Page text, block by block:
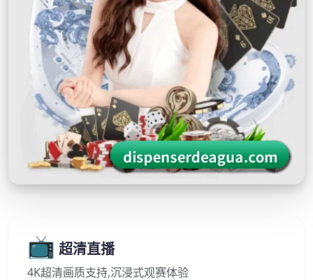
📺 超清直播
4K超清画质支持,沉浸式观赛体验